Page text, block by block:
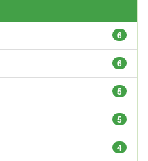
6
6
5
5
4